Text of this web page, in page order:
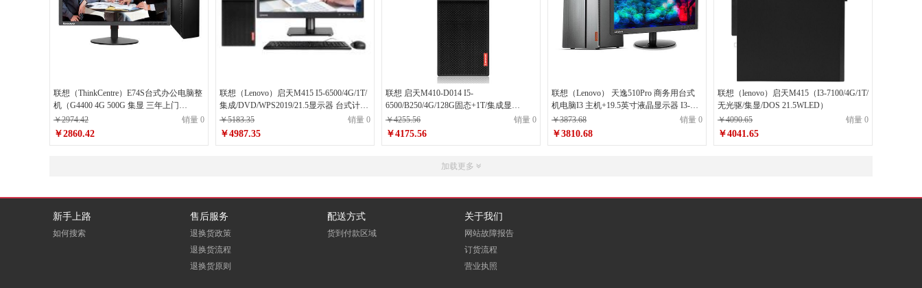
联想（ThinkCentre）E74S台式办公电脑整
机（G4400 4G 500G 集显 三年上门
Win7）19.5英寸...
￥2974.42 销量 0
￥2860.42
联想（Lenovo）启天M415 I5-6500/4G/1T/
集成/DVD/WPS2019/21.5显示器 台式计算
机
￥5183.35 销量 0
￥4987.35
联想 启天M410-D014 I5-
6500/B250/4G/128G固态+1T/集成显
卡/DVDrw/下一个工作日对全...
￥4255.56 销量 0
￥4175.56
联想（Lenovo） 天逸510Pro 商务用台式
机电脑I3 主机+19.5英寸液晶显示器 I3-
7100 4G内存 1...
￥3873.68 销量 0
￥3810.68
联想（lenovo）启天M415（I3-7100/4G/1T/
无光驱/集显/DOS 21.5WLED）
￥4090.65
销量 0
￥4041.65
加载更多
新手上路
如何搜索
售后服务
退换货政策
退换货流程
退换货原则
配送方式
货到付款区域
关于我们
网站故障报告
订货流程
营业执照